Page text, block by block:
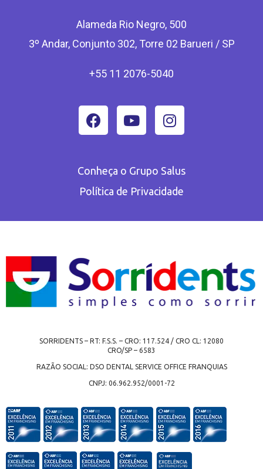
Alameda Rio Negro, 500
3º Andar, Conjunto 302, Torre 02 Barueri / SP
+55 11 2076-5040
Conheça o Grupo Salus
Política de Privacidade
SORRIDENTS – RT: F.S.S. – CRO: 117.524 / CRO CL: 12080
CRO/SP – 6583
RAZÃO SOCIAL: DSO DENTAL SERVICE OFFICE FRANQUIAS
CNPJ: 06.962.952/0001-72